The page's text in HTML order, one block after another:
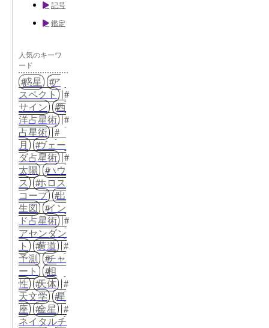
記号
鑑定
人気のキーワ
ード
惑星
ア
スペクト
サイン
西
洋占星術
占星術
月
ヴェー
ダ占星術
太陽
ハウ
ス
ホロス
コープ
出
生図
イン
ド占星術
アセンダン
ト
黄道
予測
チャ
ート
相
性
天体
天文学
星
座
金星
ネイタルチ